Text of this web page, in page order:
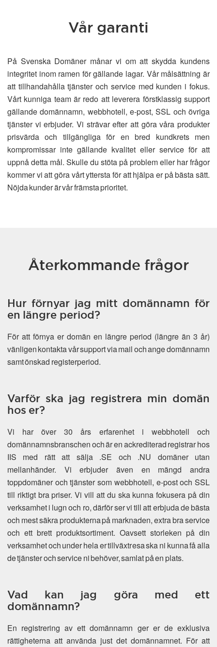
Vår garanti
På Svenska Domäner månar vi om att skydda kundens
integritet inom ramen för gällande lagar. Vår målsättning är
att tillhandahålla tjänster och service med kunden i fokus.
Vårt kunniga team är redo att leverera förstklassig support
gällande domännamn, webbhotell, e-post, SSL och övriga
tjänster vi erbjuder. Vi strävar efter att göra våra produkter
prisvärda och tillgängliga för en bred kundkrets men
kompromissar inte gällande kvalitet eller service för att
uppnå detta mål. Skulle du stöta på problem eller har frågor
kommer vi att göra vårt yttersta för att hjälpa er på bästa sätt.
Nöjda kunder är vår främsta prioritet.
Återkommande frågor
Hur förnyar jag mitt domännamn för
en längre period?
För att förnya er domän en längre period (längre än 3 år)
vänligen kontakta vår support via mail och ange domännamn
samt önskad registerperiod.
Varför ska jag registrera min domän
hos er?
Vi har över 30 års erfarenhet i webbhotell och
domännamnsbranschen och är en ackrediterad registrar hos
IIS med rätt att sälja .SE och .NU domäner utan
mellanhänder. Vi erbjuder även en mängd andra
toppdomäner och tjänster som webbhotell, e-post och SSL
till riktigt bra priser. Vi vill att du ska kunna fokusera på din
verksamhet i lugn och ro, därför ser vi till att erbjuda de bästa
och mest säkra produkterna på marknaden, extra bra service
och ett brett produktsortiment. Oavsett storleken på din
verksamhet och under hela er tillväxtresa ska ni kunna få alla
de tjänster och service ni behöver, samlat på en plats.
Vad kan jag göra med ett
domännamn?
En registrering av ett domännamn ger er de exklusiva
rättigheterna att använda just det domännamnet. För att